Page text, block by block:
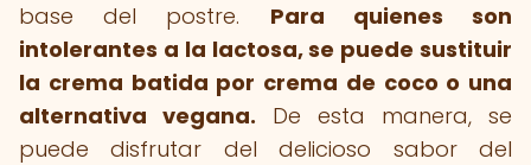
base del postre. Para quienes son
intolerantes a la lactosa, se puede sustituir
la crema batida por crema de coco o una
alternativa vegana. De esta manera, se
puede disfrutar del delicioso sabor del